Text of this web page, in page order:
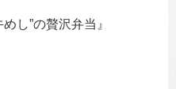
し”の贅沢弁当』